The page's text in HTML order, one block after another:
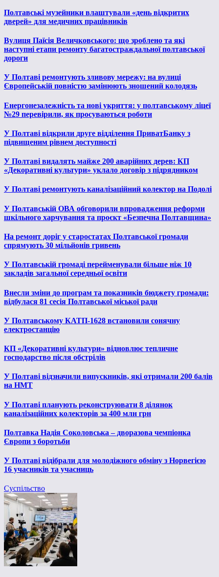
Полтавські музейники влаштували «день відкритих
дверей» для медичних працівників
Вулиця Паїсія Величковського: що зроблено та які
наступні етапи ремонту багатостраждальної полтавської
дороги
У Полтаві ремонтують зливову мережу: на вулиці
Європейській повністю замінюють зношений колодязь
Енергонезалежність та нові укриття: у полтавському ліцеї
№29 перевірили, як просуваються роботи
У Полтаві відкрили друге відділення ПриватБанку з
підвищеним рівнем доступності
У Полтаві видалять майже 200 аварійних дерев: КП
«Декоративні культури» уклало договір з підрядником
У Полтаві ремонтують каналізаційний колектор на Подолі
У Полтавській ОВА обговорили впровадження реформи
шкільного харчування та проєкт «Безпечна Полтавщина»
На ремонт доріг у старостатах Полтавської громади
спрямують 30 мільйонів гривень
У Полтавській громаді перейменували більше ніж 10
закладів загальної середньої освіти
Внесли зміни до програм та показників бюджету громади:
відбулася 81 сесія Полтавської міської ради
У Полтавському КАТП-1628 встановили сонячну
електростанцію
КП «Декоративні культури» відновлює тепличне
господарство після обстрілів
У Полтаві відзначили випускників, які отримали 200 балів
на НМТ
У Полтаві планують реконструювати 8 ділянок
каналізаційних колекторів за 400 млн грн
Полтавка Надія Соколовська – дворазова чемпіонка
Європи з боротьби
У Полтаві відібрали для молодіжного обміну з Норвегією
16 учасників та учасниць
Суспільство